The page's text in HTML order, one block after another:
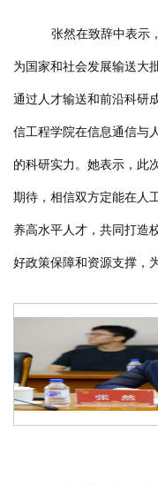
张然在致辞中表示
为国家和社会发展输送大
通过人才输送和前沿科研
信工程学院在信息通信与
的科研实力。她表示，此
期待，相信双方定能在人
养高水平人才，共同打造
好政策保障和资源支撑，